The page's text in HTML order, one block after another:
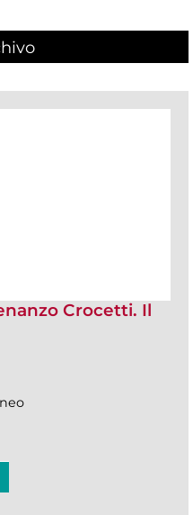
Crocetti. Il